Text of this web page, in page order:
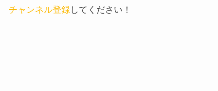
チャンネル登録してください！